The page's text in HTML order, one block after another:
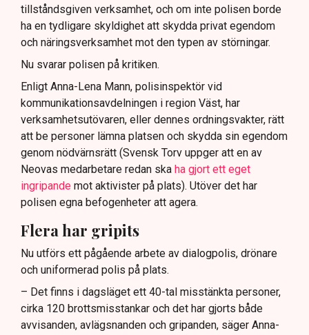
tillståndsgiven verksamhet, och om inte polisen borde
ha en tydligare skyldighet att skydda privat egendom
och näringsverksamhet mot den typen av störningar.
Nu svarar polisen på kritiken.
Enligt Anna-Lena Mann, polisinspektör vid
kommunikationsavdelningen i region Väst, har
verksamhetsutövaren, eller dennes ordningsvakter, rätt
att be personer lämna platsen och skydda sin egendom
genom nödvärnsrätt (Svensk Torv uppger att en av
Neovas medarbetare redan ska ha gjort ett eget
ingripande mot aktivister på plats). Utöver det har
polisen egna befogenheter att agera.
Flera har gripits
Nu utförs ett pågående arbete av dialogpolis, drönare
och uniformerad polis på plats.
– Det finns i dagsläget ett 40-tal misstänkta personer,
cirka 120 brottsmisstankar och det har gjorts både
avvisanden, avlägsnanden och gripanden, säger Anna-